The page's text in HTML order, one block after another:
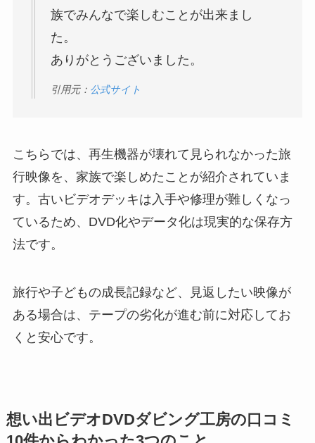
族でみんなで楽しむことが出来まし
た。
ありがとうございました。
引用元： 公式サイト
こちらでは、再生機器が壊れて見られなかった旅
行映像を、家族で楽しめたことが紹介されていま
す。古いビデオデッキは入手や修理が難しくなっ
ているため、DVD化やデータ化は現実的な保存方
法です。
旅行や子どもの成長記録など、見返したい映像が
ある場合は、テープの劣化が進む前に対応してお
くと安心です。
想い出ビデオDVDダビング工房の口コミ